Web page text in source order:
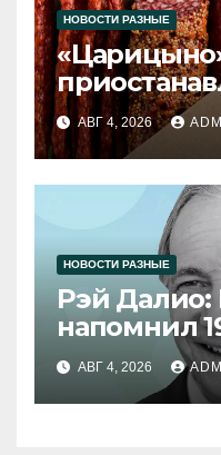
НОВОСТИ РАЗНЫЕ
продукции
АВГ 4, 2026
НОВОСТИ РАЗНЫЕ
Рэй
напомнил
АВГ 4, 2026